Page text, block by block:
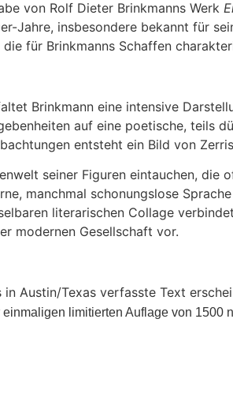
von Rolf Dieter Brinkmanns Werk
Jahre, insbesondere bekannt für
für Brinkmanns Schaffen
Brinkmann eine intensive
auf eine poetische, teils
entsteht ein Bild von
seiner Figuren eintauchen,
manchmal schonungslose
literarischen Collage
modernen Gesellschaft vor.
Austin/Texas verfasste Text
limitierten Auflage von